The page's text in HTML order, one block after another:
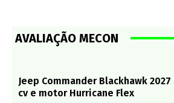
AVALIAÇÃO MECON
Jeep Commander Blackhawk
cv e motor Hurricane Flex